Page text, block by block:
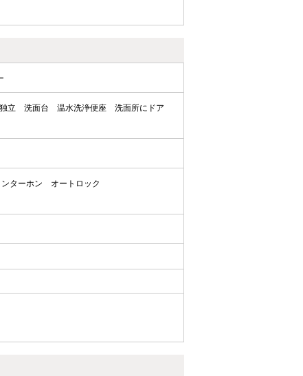
立 洗面台 温水洗浄便座
洗面所にドア
ターホン
オートロック